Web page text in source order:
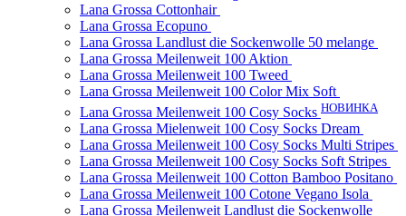
Lana Grossa Cottonhair
Lana Grossa Ecopuno
Lana Grossa Landlust die Sockenwolle 50 melange
Lana Grossa Meilenweit 100 Aktion
Lana Grossa Meilenweit 100 Tweed
Lana Grossa Meilenweit 100 Color Mix Soft
Lana Grossa Meilenweit 100 Cosy Socks НОВИНКА
Lana Grossa Mielenweit 100 Cosy Socks Dream
Lana Grossa Meilenweit 100 Cosy Socks Multi Stripes
Lana Grossa Meilenweit 100 Cosy Socks Soft Stripes
Lana Grossa Meilenweit 100 Cotton Bamboo Positano
Lana Grossa Meilenweit 100 Cotone Vegano Isola
Lana Grossa Meilenweit Landlust die Sockenwolle